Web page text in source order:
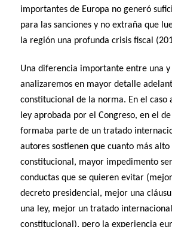
importantes de Europa no generó
para las sanciones y no extraña que
la región una profunda crisis fiscal
Una diferencia importante entre una
analizaremos en mayor detalle
constitucional de la norma. En el caso
ley aprobada por el Congreso, en el
formaba parte de un tratado
autores sostienen que cuanto más alto
constitucional, mayor impedimento
conductas que se quieren evitar
decreto presidencial, mejor una
una ley, mejor un tratado
constitucional), pero la experiencia